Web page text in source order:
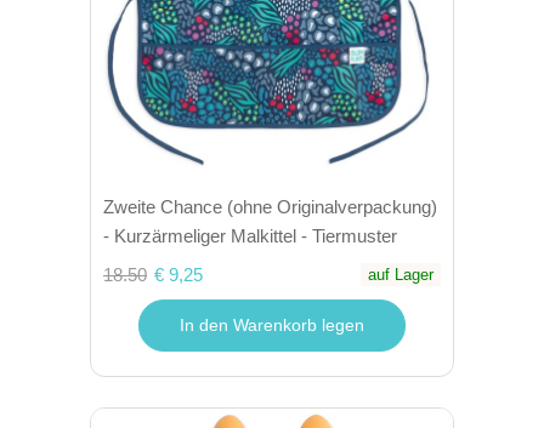
Zweite Chance (ohne Originalverpackung)
- Kurzärmeliger Malkittel - Tiermuster
18.50 € 9,25 auf Lager
In den Warenkorb legen